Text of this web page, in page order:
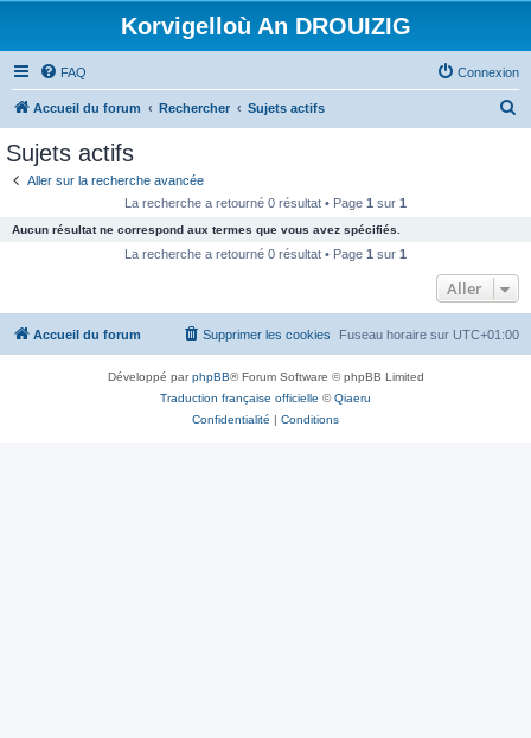
Korvigelloù An DROUIZIG
FAQ Connexion
Accueil du forum Rechercher Sujets actifs
c
e
Sujets actifs
Aller sur la recherche avancée
La recherche a retourné 0 résultat • Page 1 sur 1
Aucun résultat ne correspond aux termes que vous avez spécifiés.
La recherche a retourné 0 résultat • Page 1 sur 1
Aller
Accueil du forum Fuseau horaire sur UTC+01:00
Supprimer les cookies
Développé parphpBB® Forum Software © phpBB Limited
Traduction française officielle ©Qiaeru
Confidentialité | Conditions